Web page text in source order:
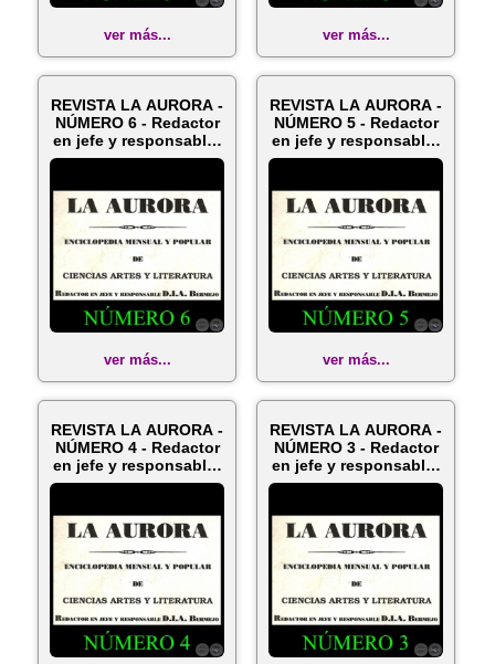
ver más... ver más...
REVISTA LA AURORA -
NÚMERO 6 - Redactor
en jefe y responsable:
D....
ver más...
REVISTA LA AURORA -
NÚMERO 5 - Redactor
en jefe y responsable:
D....
ver más...
REVISTA LA AURORA -
NÚMERO 4 - Redactor
en jefe y responsable:
D....
REVISTA LA AURORA -
NÚMERO 3 - Redactor
en jefe y responsable:
D....